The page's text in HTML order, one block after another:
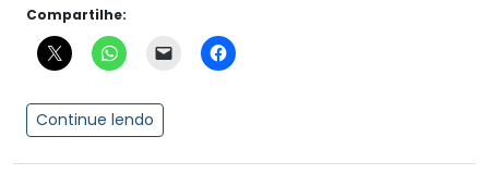
Compartilhe:
Continue lendo